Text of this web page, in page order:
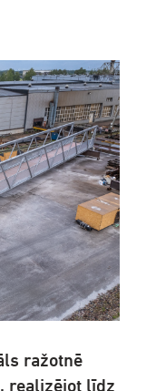
ražotnē
realizējot līdz